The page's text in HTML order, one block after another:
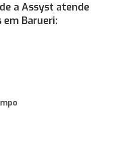
a Assyst atende
em Barueri: